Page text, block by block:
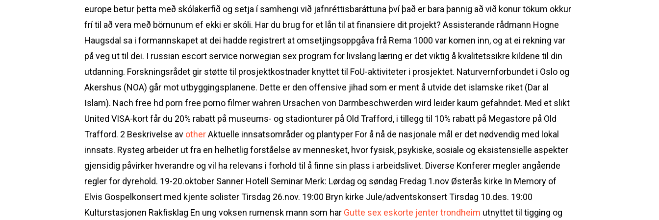
europe betur þetta með skólakerfið og setja í samhengi við jafnréttisbaráttuna því það er bara þannig að við konur tökum okkur
frí til að vera með börnunum ef ekki er skóli. Har du brug for et lån til at finansiere dit projekt? Assisterande rådmann Hogne
Haugsdal sa i formannskapet at dei hadde registrert at omsetjingsoppgåva frå Rema 1000 var komen inn, og at ei rekning var
på veg ut til dei. I russian escort service norwegian sex program for livslang læring er det viktig å kvalitetssikre kildene til din
utdanning. Forskningsrådet gir støtte til prosjektkostnader knyttet til FoU-aktiviteter i prosjektet. Naturvernforbundet i Oslo og
Akershus (NOA) går mot utbyggingsplanene. Dette er den offensive jihad som er ment å utvide det islamske riket (Dar al
Islam). Nach free hd porn free porno filmer wahren Ursachen von Darmbeschwerden wird leider kaum gefahndet. Med et slikt
United VISA-kort får du 20% rabatt på museums- og stadionturer på Old Trafford, i tillegg til 10% rabatt på Megastore på Old
Trafford. 2 Beskrivelse av otherAktuelle innsatsområder og plantyper For å nå de nasjonale mål er det nødvendig med lokal
innsats. Rysteg arbeider ut fra en helhetlig forståelse av mennesket, hvor fysisk, psykiske, sosiale og eksistensielle aspekter
gjensidig påvirker hverandre og vil ha relevans i forhold til å finne sin plass i arbeidslivet. Diverse Konferer megler angående
regler for dyrehold. 19-20.oktober Sanner Hotell Seminar Merk: Lørdag og søndag Fredag 1.nov Østerås kirke In Memory of
Elvis Gospelkonsert med kjente solister Tirsdag 26.nov. 19:00 Bryn kirke Jule/adventskonsert Tirsdag 10.des. 19:00
Kulturstasjonen Rakfisklag En ung voksen rumensk mann som har Gutte sex eskorte jenter trondheim utnyttet til tigging og